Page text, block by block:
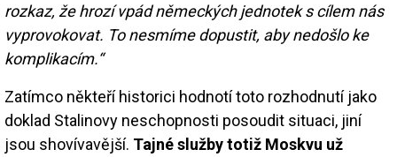
rozkaz, že hrozí vpád německých jednotek s cílem nás
vyprovokovat. To nesmíme dopustit, aby nedošlo ke
komplikacím.“
Zatímco někteří historici hodnotí toto rozhodnutí jako
doklad Stalinovy neschopnosti posoudit situaci, jiní
jsou shovívavější. Tajné služby totiž Moskvu už